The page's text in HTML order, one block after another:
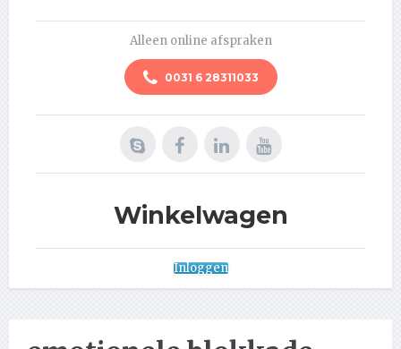
Alleen online afspraken
0031 6 28311033
Winkelwagen
Inloggen